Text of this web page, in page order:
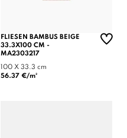
FLIESEN BAMBUS BEIGE
33.3X100 CM -
MA2303217
100 X 33.3 cm
56.37 €/m²